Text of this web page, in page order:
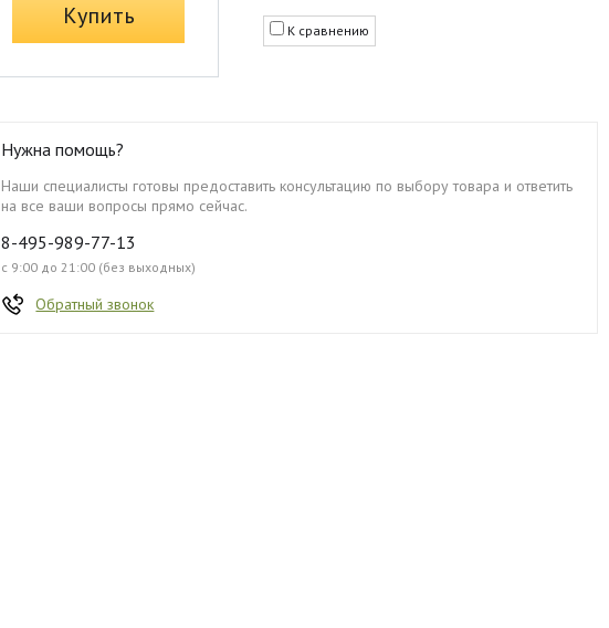
Купить К сравнению
Нужна помощь?
Наши специалисты готовы предоставить консультацию по выбору товара и ответить
на все ваши вопросы прямо сейчас.
8-495-989-77-13
с 9:00 до 21:00 (без выходных)
Обратный звонок